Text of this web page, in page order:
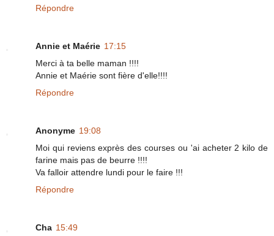
Répondre
Annie et Maérie 17:15
Merci à ta belle maman !!!!
Annie et Maérie sont fière d'elle!!!!
Répondre
Anonyme 19:08
Moi qui reviens exprès des courses ou 'ai acheter 2 kilo de
farine mais pas de beurre !!!!
Va falloir attendre lundi pour le faire !!!
Répondre
Cha 15:49